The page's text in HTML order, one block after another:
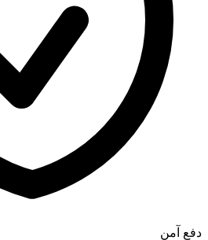
دفع آمن